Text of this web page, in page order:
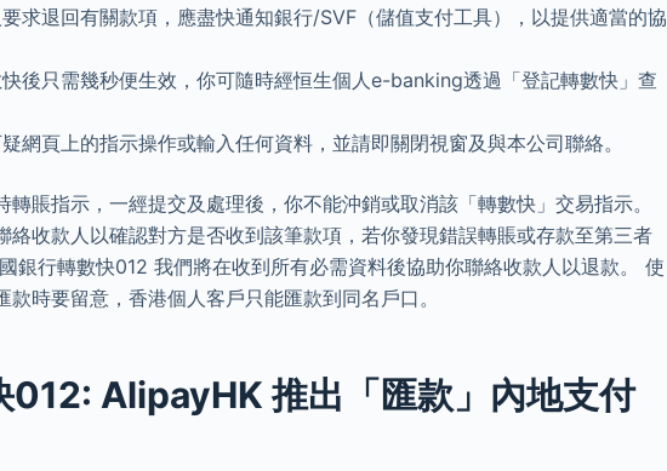
求退回有關款項，應盡快通知銀行/SVF（儲值支付工具），以提供適當的協
後只需幾秒便生效，你可隨時經恒生個人e-banking透過「登記轉數快」查
網頁上的指示操作或輸入任何資料，並請即關閉視窗及與本公司聯絡。
賬指示，一經提交及處理後，你不能沖銷或取消該「轉數快」交易指示。
絡收款人以確認對方是否收到該筆款項，若你發現錯誤轉賬或存款至第三者
銀行轉數快012 我們將在收到所有必需資料後協助你聯絡收款人以退款。 使
時要留意，香港個人客戶只能匯款到同名戶口。
012: AlipayHK 推出「匯款」內地支付